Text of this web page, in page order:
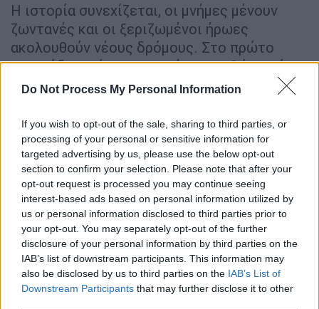
Do Not Process My Personal Information
If you wish to opt-out of the sale, sharing to third parties, or
processing of your personal or sensitive information for
targeted advertising by us, please use the below opt-out
section to confirm your selection. Please note that after your
opt-out request is processed you may continue seeing
interest-based ads based on personal information utilized by
us or personal information disclosed to third parties prior to
your opt-out. You may separately opt-out of the further
disclosure of your personal information by third parties on the
IAB’s list of downstream participants. This information may
also be disclosed by us to third parties on the IAB’s List of
Downstream Participants that may further disclose it to other
Η ιστορία συνεχίζεται, οι μνήμες μένουν
ζωντανές και οι ξεριζωμένοι ήρωες
ακολουθούν νέους δρόμους. Στο πρώτο
επεισόδιο πιάνουμε το νήμα ακριβώς από
εκεί που το αφήσαμε. Η Ιφιγένεια και ο
ώρα που ο Κεμάλ εκφωνεί τον διχαστικό του
λόγο. 19 Μαϊου του 1919.
ΗΙφιγένεια(Αναστασία Παντούση)
αναγκάζεται να κατέβει από το πλοίο στο
λιμάνι της Θεσσαλονίκης γιατί το μωρό της
είναι άρρωστο. Στο νοσοκομείο γνωρίζει το
μαχητικό γιατρόΔημοσθένη Μαντά (Όμηρος
Πουλάκης), που φροντίζει το παιδί. Η
Ανθή(Άννα Μάγκου),που έρχεται με άλλους
Πόντιους πρόσφυγες, δεν πηγαίνει στο